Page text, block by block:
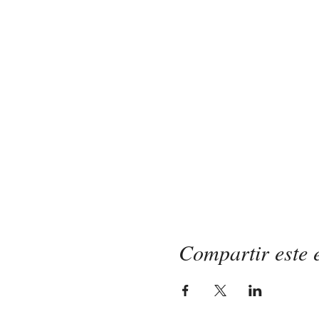
Compartir este